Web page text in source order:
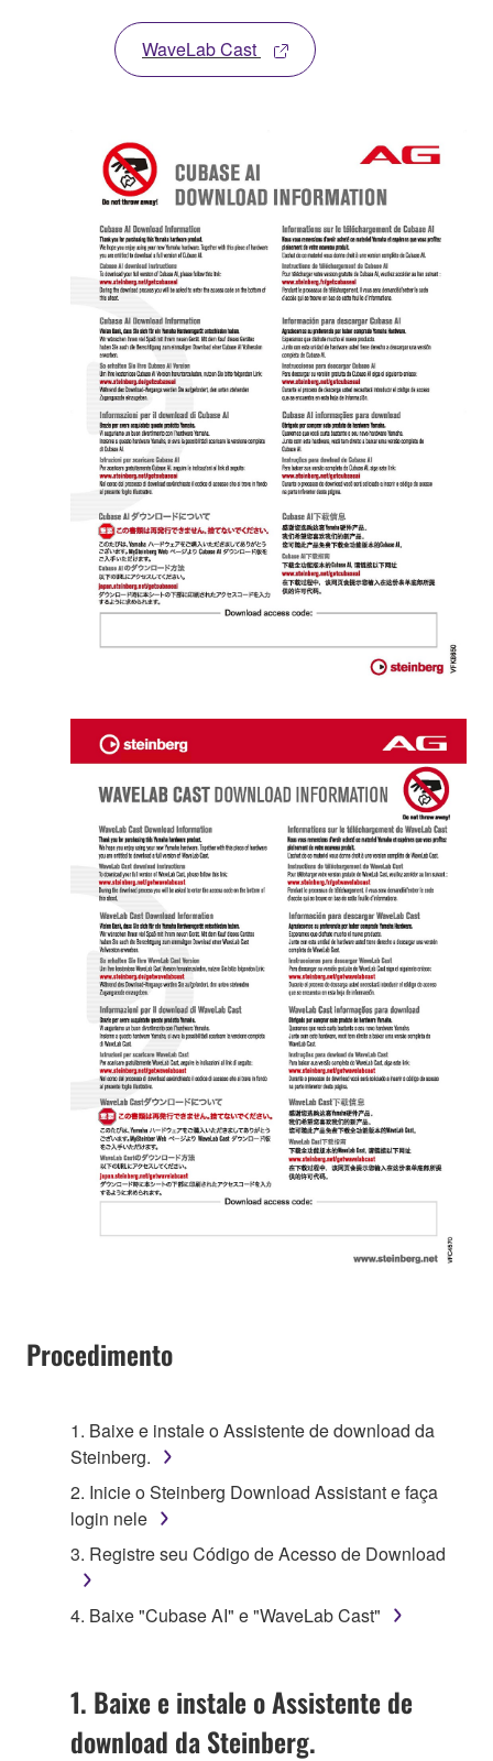
WaveLab Cast
Procedimento
1. Baixe e instale o Assistente de download da
Steinberg.
2. Inicie o Steinberg Download Assistant e faça
login nele
3. Registre seu Código de Acesso de Download
4. Baixe "Cubase AI" e "WaveLab Cast"
1. Baixe e instale o Assistente de
download da Steinberg.